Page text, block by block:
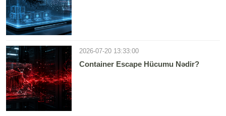
2026-07-20 13:33:00
Container Escape Hücumu Nədir?